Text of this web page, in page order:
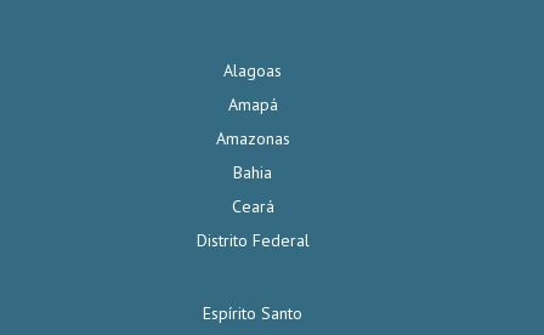
Alagoas
Amapá
Amazonas
Bahia
Ceará
Distrito Federal
Espírito Santo